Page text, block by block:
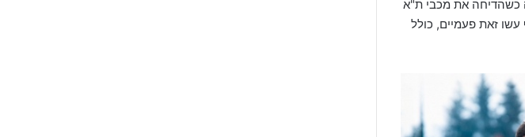
כשהדיחה את מכבי ת"א
עשו זאת פעמיים, כולל